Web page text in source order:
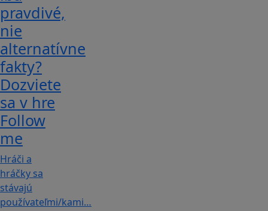
pravdivé,
nie
alternatívne
fakty?
Dozviete
sa v hre
Follow
me
Hráči a
hráčky sa
stávajú
používateľmi/kami…